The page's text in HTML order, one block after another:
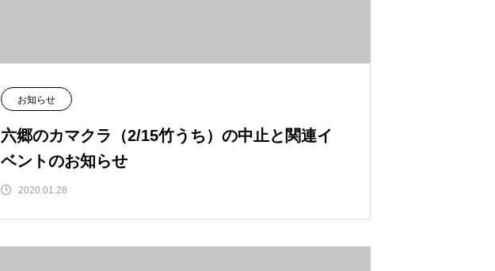
お知らせ
六郷のカマクラ（2/15竹うち）の中止と関連イ
ベントのお知らせ
2020.01.28